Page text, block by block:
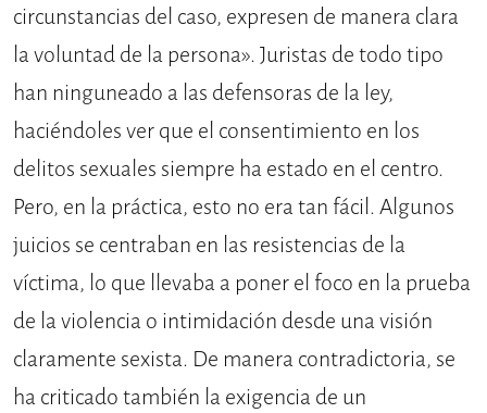
circunstancias del caso, expresen de manera clara
la voluntad de la persona». Juristas de todo tipo
han ninguneado a las defensoras de la ley,
haciéndoles ver que el consentimiento en los
delitos sexuales siempre ha estado en el centro.
Pero, en la práctica, esto no era tan fácil. Algunos
juicios se centraban en las resistencias de la
víctima, lo que llevaba a poner el foco en la prueba
de la violencia o intimidación desde una visión
claramente sexista. De manera contradictoria, se
ha criticado también la exigencia de un